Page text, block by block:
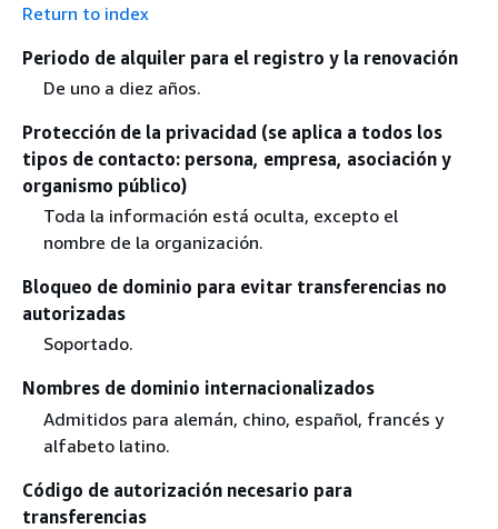
Return to index
Periodo de alquiler para el registro y la renovación
De uno a diez años.
Protección de la privacidad (se aplica a todos los
tipos de contacto: persona, empresa, asociación y
organismo público)
Toda la información está oculta, excepto el
nombre de la organización.
Bloqueo de dominio para evitar transferencias no
autorizadas
Soportado.
Nombres de dominio internacionalizados
Admitidos para alemán, chino, español, francés y
alfabeto latino.
Código de autorización necesario para
transferencias